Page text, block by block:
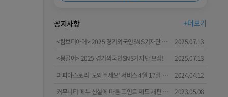
공지사항 +더보기
<캄보디아어> 2025 경기외국인SNS기자단 모집!
2025.07.13
<몽골어> 2025 경기외국인SNS기자단 모집!
2025.07.13
파파야스토리 ‘도와주세요’ 서비스 4월 17일 시작!🤗😋🙂
2024.04.12
커뮤니티 메뉴 신설에 따른 포인트 제도 개편 안내
2023.05.08